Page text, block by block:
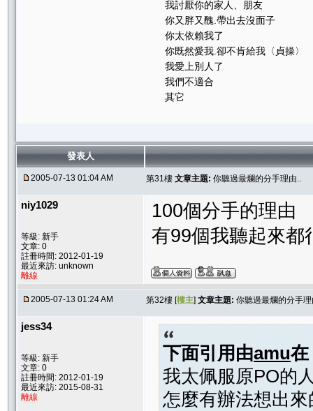
我討厭你的家人、朋友
你又胖又醜.帶出去沒面子
你太依賴我了
你既然愛我.卻不肯給我〈貞操〉
我愛上別人了
我們不適合
其它
發表人
2005-07-13 01:04 AM 第31樓 文章主題: 你聽過最爛的分手理由..
niy1029
等級: 新手
文章: 0
註冊時間: 2012-01-19
最近來訪: unknown
離線
100個分手的理由
有99個我聽起來都
2005-07-13 01:24 AM 第32樓 [樓主] 文章主題: 你聽過最爛的分手理
jess34
等級: 新手
文章: 0
註冊時間: 2012-01-19
最近來訪: 2015-08-31
離線
下面引用由amu在
我太佩服原PO的
怎麼有辦法想出